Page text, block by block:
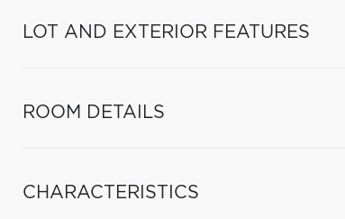
LOT AND EXTERIOR FEATURES
ROOM DETAILS
CHARACTERISTICS